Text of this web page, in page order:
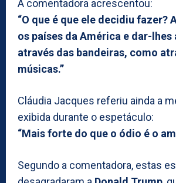
A comentadora acrescentou:
“O que é que ele decidiu fazer?
os países da América e dar-lhes
através das bandeiras, como
músicas.”
Cláudia Jacques referiu ainda a
exibida durante o espetáculo:
“Mais forte do que o ódio é o
Segundo a comentadora, estas